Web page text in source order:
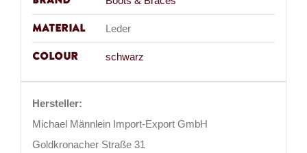
Material Leder
Colour schwarz
Hersteller:
Michael Männlein Import-Export GmbH
Goldkronacher Straße 31